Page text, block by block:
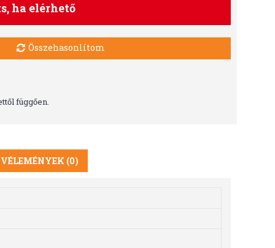
ha elérhető
Összehasonlítom
függően.
VÉLEMÉNYEK (0)